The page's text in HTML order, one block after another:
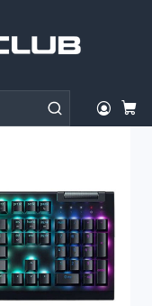
Español